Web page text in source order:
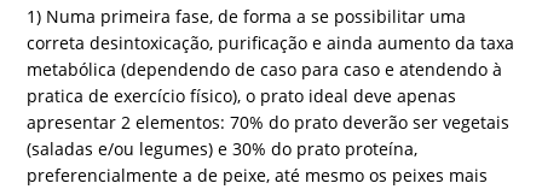
1) Numa primeira fase, de forma a se possibilitar uma
correta desintoxicação, purificação e ainda aumento da taxa
metabólica (dependendo de caso para caso e atendendo à
pratica de exercício físico), o prato ideal deve apenas
apresentar 2 elementos: 70% do prato deverão ser vegetais
(saladas e/ou legumes) e 30% do prato proteína,
preferencialmente a de peixe, até mesmo os peixes mais